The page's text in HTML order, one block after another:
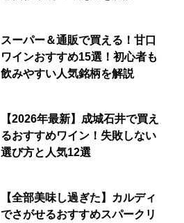
スーパー＆通販で買える！甘口
ワインおすすめ15選！初心者も
飲みやすい人気銘柄を解説
【2026年最新】成城石井で買え
るおすすめワイン！失敗しない
選び方と人気12選
【全部美味し過ぎた】カルディ
でさがせるおすすめスパークリ